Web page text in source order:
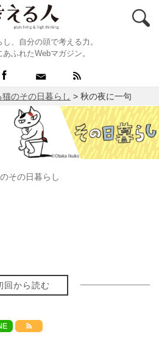
、自分の頭で考える力。
ふれたWebマガジン。
猫のその日暮らし > 秋の夜に一句
その日暮らし
回から読む